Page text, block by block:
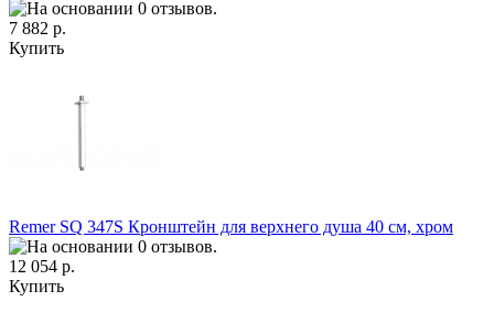
7 882 р.
Купить
Remer SQ 347S Кронштейн для верхнего душа 40 см, хром
12 054 р.
Купить